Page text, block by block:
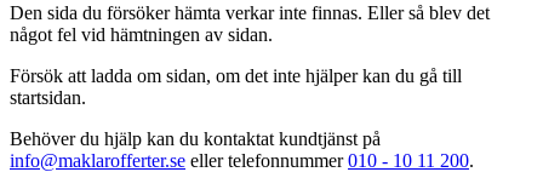
Den sida du försöker hämta verkar inte finnas. Eller så blev det
något fel vid hämtningen av sidan.
Försök att ladda om sidan, om det inte hjälper kan du gå till
startsidan.
Behöver du hjälp kan du kontaktat kundtjänst på
info@maklarofferter.se eller telefonnummer010 - 10 11 200.